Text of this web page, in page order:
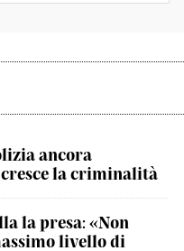
ancora
la criminalità
la presa: «Non
livello di